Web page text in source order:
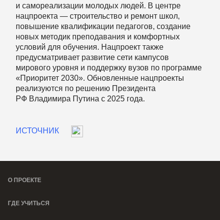
и самореализации молодых людей. В центре
нацпроекта — строительство и ремонт школ,
повышение квалификации педагогов, создание
новых методик преподавания и комфортных
условий для обучения. Нацпроект также
предусматривает развитие сети кампусов
мирового уровня и поддержку вузов по программе
«Приоритет 2030». Обновленные нацпроекты
реализуются по решению Президента
РФ Владимира Путина с 2025 года.
ИСТОЧНИК
О ПРОЕКТЕ
ГДЕ УЧИТЬСЯ